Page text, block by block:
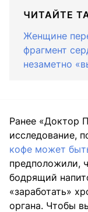
ЧИТАЙТЕ
Женщине
фрагмент
незаметно
Ранее «Доктор
исследование,
кофе может
предположили,
бодрящий
«заработать»
органа. Чтобы